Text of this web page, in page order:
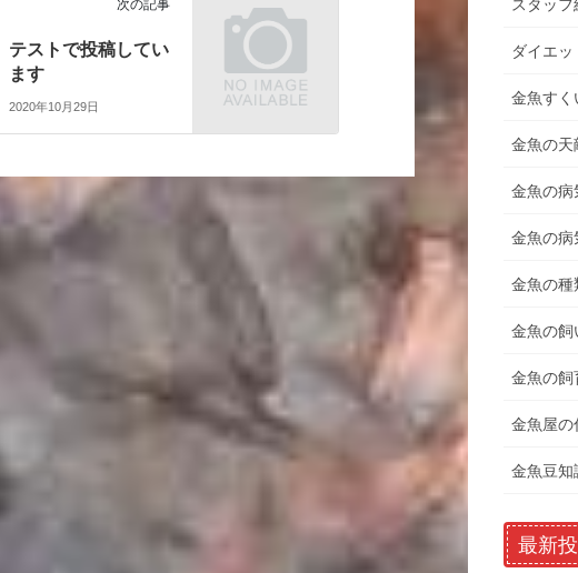
次の記事
テストで投稿してい
ます
2020年10月29日
スタッフ
ダイエ
金魚すく
金魚の天
金魚の病
金魚の病
金魚の種
金魚の飼
金魚の飼
金魚屋の
金魚豆知
最新